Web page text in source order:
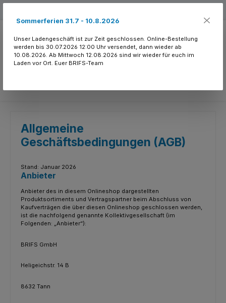
Allgemeine
Geschäftsbedingungen (AGB)
Stand: Januar 2026
Anbieter
Anbieter des in diesem Onlineshop dargestellten
Produktsortiments und Vertragspartner beim Abschluss von
Kaufverträgen die über diesen Onlineshop geschlossen werden,
ist die nachfolgend genannte Kollektivgesellschaft (im
Folgenden: „Anbieter“):
BRIFS GmbH
Heligeichstr. 14 B
8632 Tann
Sommerferien 31.7 - 10.8.2026
Unser Ladengeschäft ist zur Zeit geschlossen. Online-Bestellung
werden bis 30.07.2026 12:00 Uhr versendet, dann wieder ab
10.08.2026. Ab Mittwoch 12.08.2026 sind wir wieder für euch im
Laden vor Ort. Euer BRIFS-Team